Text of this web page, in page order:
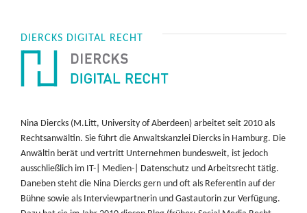
DIERCKS DIGITAL RECHT
Nina Diercks (M.Litt, University of Aberdeen) arbeitet seit 2010 als
Rechtsanwältin. Sie führt die Anwaltskanzlei Diercks in Hamburg. Die
Anwältin berät und vertritt Unternehmen bundesweit, ist jedoch
ausschließlich im IT-| Medien-| Datenschutz und Arbeitsrecht tätig.
Daneben steht die Nina Diercks gern und oft als Referentin auf der
Bühne sowie als Interviewpartnerin und Gastautorin zur Verfügung.